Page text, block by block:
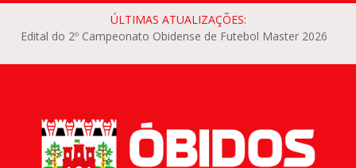
ÚLTIMAS ATUALIZAÇÕES:
Edital do 2º Campeonato Obidense de Futebol Master 2026